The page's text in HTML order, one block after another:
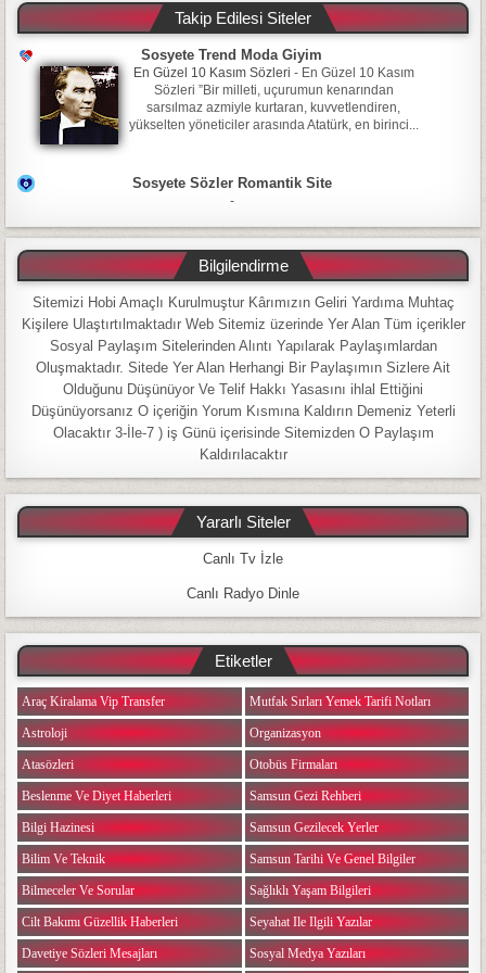
Takip Edilesi Siteler
Sosyete Trend Moda Giyim
En Güzel 10 Kasım Sözleri - En Güzel 10 Kasım
Sözleri ”Bir milleti, uçurumun kenarından
sarsılmaz azmiyle kurtaran, kuvvetlendiren,
yükselten yöneticiler arasında Atatürk, en birinci...
Sosyete Sözler Romantik Site
-
Bilgilendirme
Sitemizi Hobi Amaçlı Kurulmuştur Kârımızın Geliri Yardıma Muhtaç
Kişilere Ulaştırtılmaktadır Web Sitemiz üzerinde Yer Alan Tüm içerikler
Sosyal Paylaşım Sitelerinden Alıntı Yapılarak Paylaşımlardan
Oluşmaktadır. Sitede Yer Alan Herhangi Bir Paylaşımın Sizlere Ait
Olduğunu Düşünüyor Ve Telif Hakkı Yasasını ihlal Ettiğini
Düşünüyorsanız O içeriğin Yorum Kısmına Kaldırın Demeniz Yeterli
Olacaktır 3-İle-7 ) iş Günü içerisinde Sitemizden O Paylaşım
Kaldırılacaktır
Yararlı Siteler
Canlı Tv İzle
Canlı Radyo Dinle
Etiketler
Araç Kiralama Vip Transfer
Astroloji
Atasözleri
Beslenme Ve Diyet Haberleri
Bilgi Hazinesi
Bilim Ve Teknik
Bilmeceler Ve Sorular
Cilt Bakımı Güzellik Haberleri
Davetiye Sözleri Mesajları
Mutfak Sırları Yemek Tarifi Notları
Organizasyon
Otobüs Firmaları
Samsun Gezi Rehberi
Samsun Gezilecek Yerler
Samsun Tarihi Ve Genel Bilgiler
Sağlıklı Yaşam Bilgileri
Seyahat Ile Ilgili Yazılar
Sosyal Medya Yazıları